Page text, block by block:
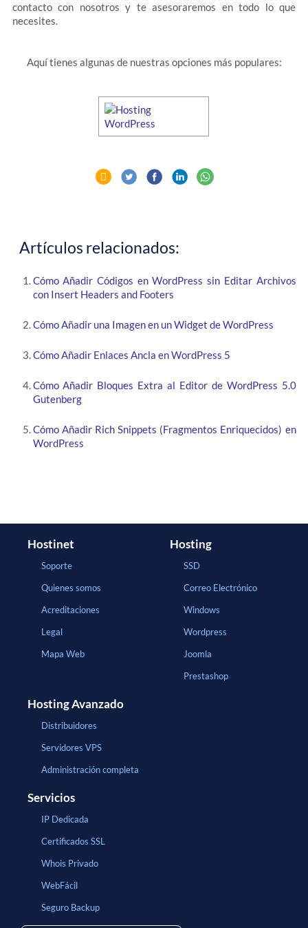
contacto con nosotros y te asesoraremos en todo lo que
necesites.
Aquí tienes algunas de nuestras opciones más populares:
Artículos relacionados:
Cómo Añadir Códigos en WordPress sin Editar Archivos
con Insert Headers and Footers
Cómo Añadir una Imagen en un Widget de WordPress
Cómo Añadir Enlaces Ancla en WordPress 5
Cómo Añadir Bloques Extra al Editor de WordPress 5.0
Gutenberg
Cómo Añadir Rich Snippets (Fragmentos Enriquecidos) en
WordPress
Hostinet
Soporte
Quienes somos
Acreditaciones
Legal
Mapa Web
Hosting
SSD
Correo Electrónico
Windows
Wordpress
Joomla
Prestashop
Hosting Avanzado
Distribuidores
Servidores VPS
Administración completa
Servicios
IP Dedicada
Certificados SSL
Whois Privado
WebFácil
Seguro Backup